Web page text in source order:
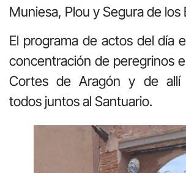
Muniesa, Plou y Segura de los
El programa de actos del día
concentración de peregrinos
Cortes de Aragón y de allí
todos juntos al Santuario.